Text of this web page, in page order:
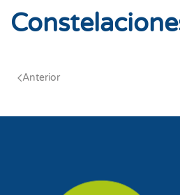
Anterior